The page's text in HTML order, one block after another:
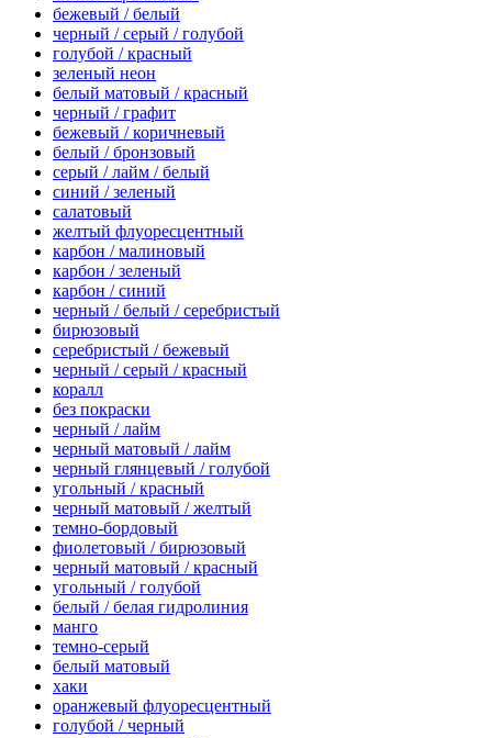
бежевый / белый
черный / серый / голубой
голубой / красный
зеленый неон
белый матовый / красный
черный / графит
бежевый / коричневый
белый / бронзовый
серый / лайм / белый
синий / зеленый
салатовый
желтый флуоресцентный
карбон / малиновый
карбон / зеленый
карбон / синий
черный / белый / серебристый
бирюзовый
серебристый / бежевый
черный / серый / красный
коралл
без покраски
черный / лайм
черный матовый / лайм
черный глянцевый / голубой
угольный / красный
черный матовый / желтый
темно-бордовый
фиолетовый / бирюзовый
черный матовый / красный
угольный / голубой
белый / белая гидролиния
манго
темно-серый
белый матовый
хаки
оранжевый флуоресцентный
голубой / черный